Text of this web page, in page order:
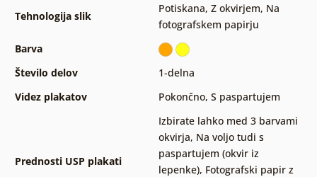
Tehnologija slik
Potiskana, Z okvirjem, Na
fotografskem papirju
Barva
Število delov
1-delna
Videz plakatov
Pokončno, S paspartujem
Prednosti USP plakati
Izbirate lahko med 3 barvami
okvirja, Na voljo tudi s
paspartujem (okvir iz
lepenke), Fotografski papir z